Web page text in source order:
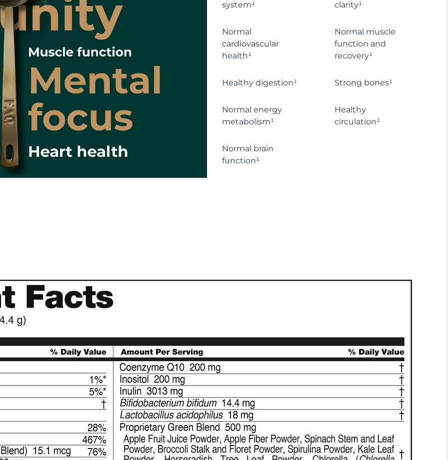
system¹
clarity¹
Normal
cardiovascular
health¹
Normal muscle
function and
recovery¹
Healthy digestion¹ Strong bones¹
Normal energy
metabolism¹
Healthy
circulation¹
Normal brain
function¹